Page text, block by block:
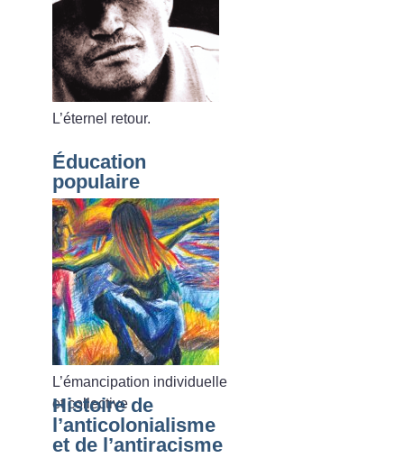
L’éternel retour.
Éducation
populaire
L’émancipation individuelle
et collective
Histoire de
l’anticolonialisme
et de l’antiracisme